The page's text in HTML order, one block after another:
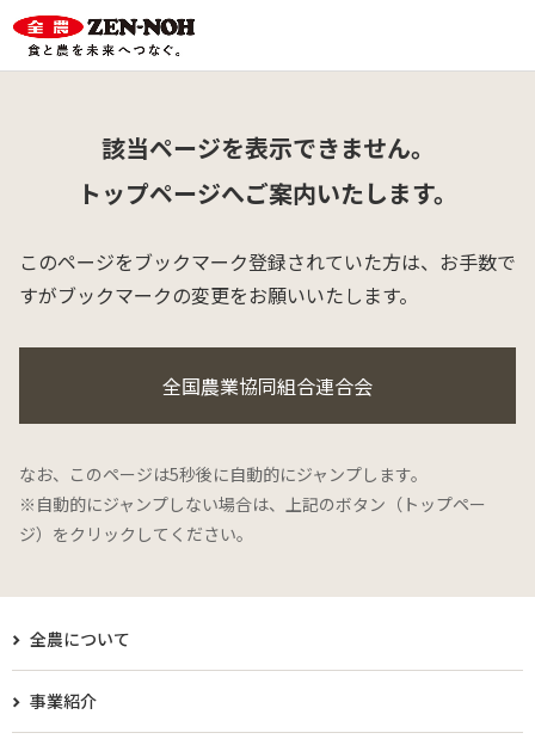
該当ページを表示できません。
トップページへご案内いたします。
このページをブックマーク登録されていた方は、 お手数で
すがブックマークの変更をお願いいたします。
全国農業協同組合連合会
なお、このページは5秒後に自動的にジャンプします。
※自動的にジャンプしない場合は、上記のボタン（トップペー
ジ）をクリックしてください。
全農について
事業紹介